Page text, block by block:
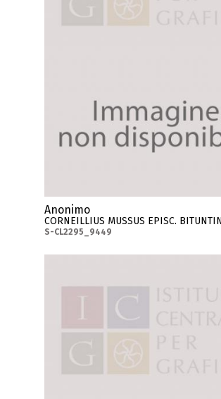
Anonimo
CORNEILLIUS MUSSUS EPISC.
S-CL2295_9449